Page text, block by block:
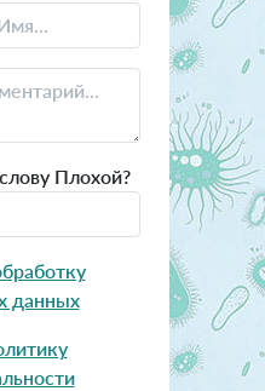
Плохой?
данных